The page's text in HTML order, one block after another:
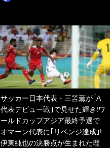
サッカー日本代表・三笘薫が｢A
代表デビュー戦｣で見せた輝き!ワ
ールドカップアジア最終予選で
オマーン代表に｢リベンジ達成｣!
伊東純也の決勝点が生まれた理